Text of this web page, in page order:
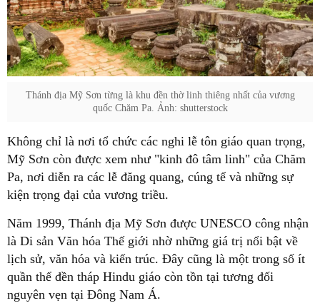
Thánh địa Mỹ Sơn từng là khu đền thờ linh thiêng nhất của vương
quốc Chăm Pa. Ảnh: shutterstock
Không chỉ là nơi tổ chức các nghi lễ tôn giáo quan trọng,
Mỹ Sơn còn được xem như "kinh đô tâm linh" của Chăm
Pa, nơi diễn ra các lễ đăng quang, cúng tế và những sự
kiện trọng đại của vương triều.
Năm 1999, Thánh địa Mỹ Sơn được UNESCO công nhận
là Di sản Văn hóa Thế giới nhờ những giá trị nổi bật về
lịch sử, văn hóa và kiến trúc. Đây cũng là một trong số ít
quần thể đền tháp Hindu giáo còn tồn tại tương đối
nguyên vẹn tại Đông Nam Á.